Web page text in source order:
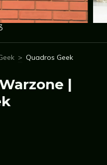
> Quadros Geek
|